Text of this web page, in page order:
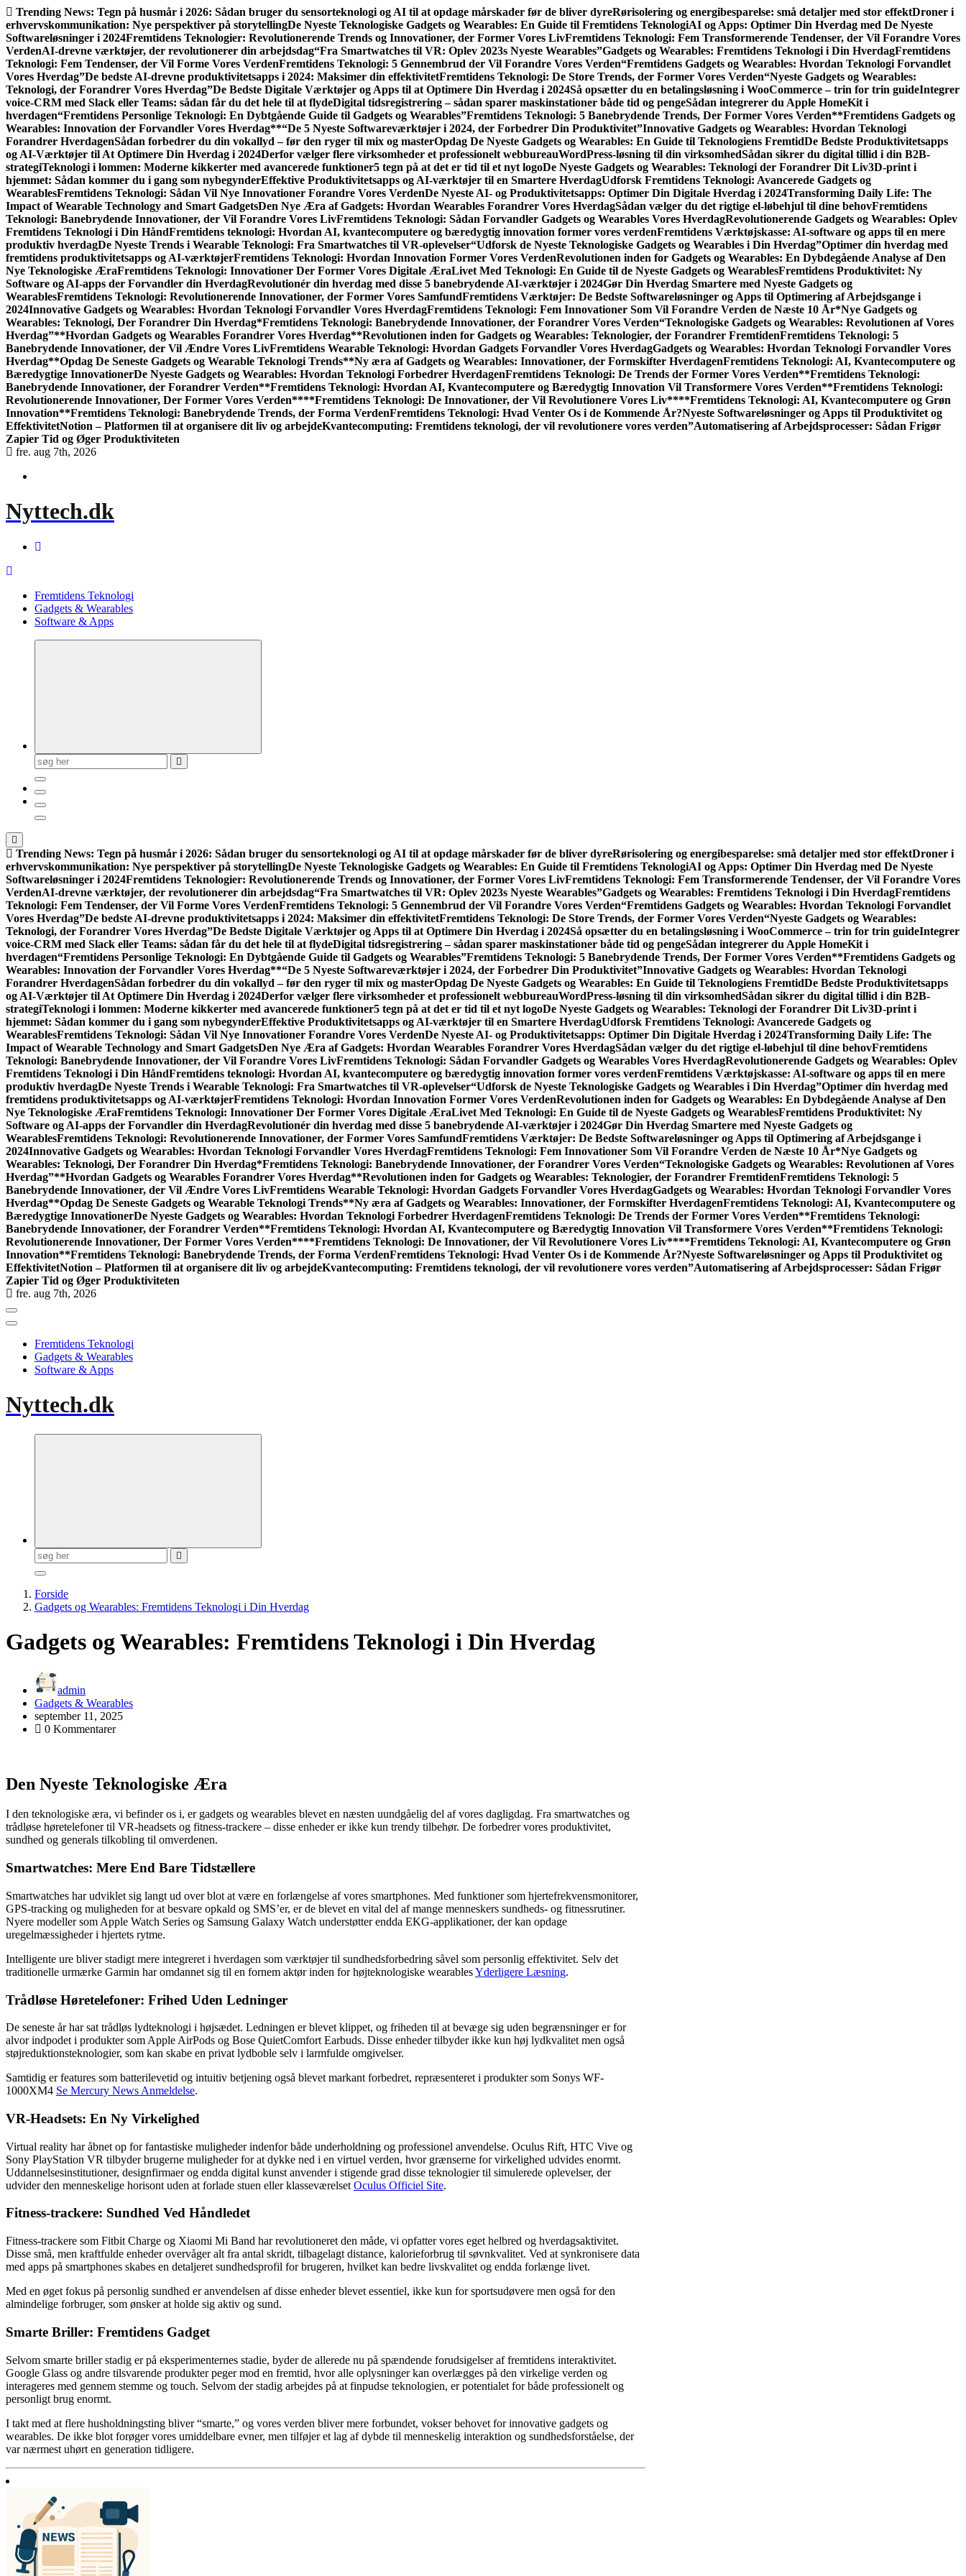
Gå
til
indhold
Trending News: Tegn på husmår i 2026: Sådan bruger du sensorteknologi og AI til at opdage mårskader før de bliver dyreRørisolering og energibesparelse: små detaljer med stor effektDroner i
erhvervskommunikation: Nye perspektiver på storytellingDe Nyeste Teknologiske Gadgets og Wearables: En Guide til Fremtidens TeknologiAI og Apps: Optimer Din Hverdag med De Nyeste
Softwareløsninger i 2024Fremtidens Teknologier: Revolutionerende Trends og Innovationer, der Former Vores LivFremtidens Teknologi: Fem Transformerende Tendenser, der Vil Forandre Vores
VerdenAI-drevne værktøjer, der revolutionerer din arbejdsdag“Fra Smartwatches til VR: Oplev 2023s Nyeste Wearables”Gadgets og Wearables: Fremtidens Teknologi i Din HverdagFremtidens
Teknologi: Fem Tendenser, der Vil Forme Vores VerdenFremtidens Teknologi: 5 Gennembrud der Vil Forandre Vores Verden“Fremtidens Gadgets og Wearables: Hvordan Teknologi Forvandlet
Vores Hverdag”De bedste AI-drevne produktivitetsapps i 2024: Maksimer din effektivitetFremtidens Teknologi: De Store Trends, der Former Vores Verden“Nyeste Gadgets og Wearables:
Teknologi, der Forandrer Vores Hverdag”De Bedste Digitale Værktøjer og Apps til at Optimere Din Hverdag i 2024Så opsætter du en betalingsløsning i WooCommerce – trin for trin guideIntegrer
voice-CRM med Slack eller Teams: sådan får du det hele til at flydeDigital tidsregistrering – sådan sparer maskinstationer både tid og pengeSådan integrerer du Apple HomeKit i
hverdagen“Fremtidens Personlige Teknologi: En Dybtgående Guide til Gadgets og Wearables”Fremtidens Teknologi: 5 Banebrydende Trends, Der Former Vores Verden**Fremtidens Gadgets og
Wearables: Innovation der Forvandler Vores Hverdag**“De 5 Nyeste Softwareværktøjer i 2024, der Forbedrer Din Produktivitet”Innovative Gadgets og Wearables: Hvordan Teknologi
Forandrer HverdagenSådan forbedrer du din vokallyd – før den ryger til mix og masterOpdag De Nyeste Gadgets og Wearables: En Guide til Teknologiens FremtidDe Bedste Produktivitetsapps
og AI-Værktøjer til At Optimere Din Hverdag i 2024Derfor vælger flere virksomheder et professionelt webbureauWordPress-løsning til din virksomhedSådan sikrer du digital tillid i din B2B-
strategiTeknologi i lommen: Moderne kikkerter med avancerede funktioner5 tegn på at det er tid til et nyt logoDe Nyeste Gadgets og Wearables: Teknologi der Forandrer Dit Liv3D-print i
hjemmet: Sådan kommer du i gang som nybegynderEffektive Produktivitetsapps og AI-værktøjer til en Smartere HverdagUdforsk Fremtidens Teknologi: Avancerede Gadgets og
WearablesFremtidens Teknologi: Sådan Vil Nye Innovationer Forandre Vores VerdenDe Nyeste AI- og Produktivitetsapps: Optimer Din Digitale Hverdag i 2024Transforming Daily Life: The
Impact of Wearable Technology and Smart GadgetsDen Nye Æra af Gadgets: Hvordan Wearables Forandrer Vores HverdagSådan vælger du det rigtige el-løbehjul til dine behovFremtidens
Teknologi: Banebrydende Innovationer, der Vil Forandre Vores LivFremtidens Teknologi: Sådan Forvandler Gadgets og Wearables Vores HverdagRevolutionerende Gadgets og Wearables: Oplev
Fremtidens Teknologi i Din HåndFremtidens teknologi: Hvordan AI, kvantecomputere og bæredygtig innovation former vores verdenFremtidens Værktøjskasse: AI-software og apps til en mere
produktiv hverdagDe Nyeste Trends i Wearable Teknologi: Fra Smartwatches til VR-oplevelser“Udforsk de Nyeste Teknologiske Gadgets og Wearables i Din Hverdag”Optimer din hverdag med
fremtidens produktivitetsapps og AI-værktøjerFremtidens Teknologi: Hvordan Innovation Former Vores VerdenRevolutionen inden for Gadgets og Wearables: En Dybdegående Analyse af Den
Nye Teknologiske ÆraFremtidens Teknologi: Innovationer Der Former Vores Digitale ÆraLivet Med Teknologi: En Guide til de Nyeste Gadgets og WearablesFremtidens Produktivitet: Ny
Software og AI-apps der Forvandler din HverdagRevolutionér din hverdag med disse 5 banebrydende AI-værktøjer i 2024Gør Din Hverdag Smartere med Nyeste Gadgets og
WearablesFremtidens Teknologi: Revolutionerende Innovationer, der Former Vores SamfundFremtidens Værktøjer: De Bedste Softwareløsninger og Apps til Optimering af Arbejdsgange i
2024Innovative Gadgets og Wearables: Hvordan Teknologi Forvandler Vores HverdagFremtidens Teknologi: Fem Innovationer Som Vil Forandre Verden de Næste 10 År*Nye Gadgets og
Wearables: Teknologi, Der Forandrer Din Hverdag*Fremtidens Teknologi: Banebrydende Innovationer, der Forandrer Vores Verden“Teknologiske Gadgets og Wearables: Revolutionen af Vores
Hverdag”**Hvordan Gadgets og Wearables Forandrer Vores Hverdag**Revolutionen inden for Gadgets og Wearables: Teknologier, der Forandrer FremtidenFremtidens Teknologi: 5
Banebrydende Innovationer, der Vil Ændre Vores LivFremtidens Wearable Teknologi: Hvordan Gadgets Forvandler Vores HverdagGadgets og Wearables: Hvordan Teknologi Forvandler Vores
Hverdag**Opdag De Seneste Gadgets og Wearable Teknologi Trends**Ny æra af Gadgets og Wearables: Innovationer, der Formskifter HverdagenFremtidens Teknologi: AI, Kvantecomputere og
Bæredygtige InnovationerDe Nyeste Gadgets og Wearables: Hvordan Teknologi Forbedrer HverdagenFremtidens Teknologi: De Trends der Former Vores Verden**Fremtidens Teknologi:
Banebrydende Innovationer, der Forandrer Verden**Fremtidens Teknologi: Hvordan AI, Kvantecomputere og Bæredygtig Innovation Vil Transformere Vores Verden**Fremtidens Teknologi:
Revolutionerende Innovationer, Der Former Vores Verden****Fremtidens Teknologi: De Innovationer, der Vil Revolutionere Vores Liv****Fremtidens Teknologi: AI, Kvantecomputere og Grøn
Innovation**Fremtidens Teknologi: Banebrydende Trends, der Forma VerdenFremtidens Teknologi: Hvad Venter Os i de Kommende År?Nyeste Softwareløsninger og Apps til Produktivitet og
EffektivitetNotion – Platformen til at organisere dit liv og arbejdeKvantecomputing: Fremtidens teknologi, der vil revolutionere vores verden”Automatisering af Arbejdsprocesser: Sådan Frigør
Zapier Tid og Øger Produktiviteten
fre. aug 7th, 2026
Nyttech.dk
Fremtidens Teknologi
Gadgets & Wearables
Software & Apps
Søg
efter:
Trending News: Tegn på husmår i 2026: Sådan bruger du sensorteknologi og AI til at opdage mårskader før de bliver dyreRørisolering og energibesparelse: små detaljer med stor effektDroner i
erhvervskommunikation: Nye perspektiver på storytellingDe Nyeste Teknologiske Gadgets og Wearables: En Guide til Fremtidens TeknologiAI og Apps: Optimer Din Hverdag med De Nyeste
Softwareløsninger i 2024Fremtidens Teknologier: Revolutionerende Trends og Innovationer, der Former Vores LivFremtidens Teknologi: Fem Transformerende Tendenser, der Vil Forandre Vores
VerdenAI-drevne værktøjer, der revolutionerer din arbejdsdag“Fra Smartwatches til VR: Oplev 2023s Nyeste Wearables”Gadgets og Wearables: Fremtidens Teknologi i Din HverdagFremtidens
Teknologi: Fem Tendenser, der Vil Forme Vores VerdenFremtidens Teknologi: 5 Gennembrud der Vil Forandre Vores Verden“Fremtidens Gadgets og Wearables: Hvordan Teknologi Forvandlet
Vores Hverdag”De bedste AI-drevne produktivitetsapps i 2024: Maksimer din effektivitetFremtidens Teknologi: De Store Trends, der Former Vores Verden“Nyeste Gadgets og Wearables:
Teknologi, der Forandrer Vores Hverdag”De Bedste Digitale Værktøjer og Apps til at Optimere Din Hverdag i 2024Så opsætter du en betalingsløsning i WooCommerce – trin for trin guideIntegrer
voice-CRM med Slack eller Teams: sådan får du det hele til at flydeDigital tidsregistrering – sådan sparer maskinstationer både tid og pengeSådan integrerer du Apple HomeKit i
hverdagen“Fremtidens Personlige Teknologi: En Dybtgående Guide til Gadgets og Wearables”Fremtidens Teknologi: 5 Banebrydende Trends, Der Former Vores Verden**Fremtidens Gadgets og
Wearables: Innovation der Forvandler Vores Hverdag**“De 5 Nyeste Softwareværktøjer i 2024, der Forbedrer Din Produktivitet”Innovative Gadgets og Wearables: Hvordan Teknologi
Forandrer HverdagenSådan forbedrer du din vokallyd – før den ryger til mix og masterOpdag De Nyeste Gadgets og Wearables: En Guide til Teknologiens FremtidDe Bedste Produktivitetsapps
og AI-Værktøjer til At Optimere Din Hverdag i 2024Derfor vælger flere virksomheder et professionelt webbureauWordPress-løsning til din virksomhedSådan sikrer du digital tillid i din B2B-
strategiTeknologi i lommen: Moderne kikkerter med avancerede funktioner5 tegn på at det er tid til et nyt logoDe Nyeste Gadgets og Wearables: Teknologi der Forandrer Dit Liv3D-print i
hjemmet: Sådan kommer du i gang som nybegynderEffektive Produktivitetsapps og AI-værktøjer til en Smartere HverdagUdforsk Fremtidens Teknologi: Avancerede Gadgets og
WearablesFremtidens Teknologi: Sådan Vil Nye Innovationer Forandre Vores VerdenDe Nyeste AI- og Produktivitetsapps: Optimer Din Digitale Hverdag i 2024Transforming Daily Life: The
Impact of Wearable Technology and Smart GadgetsDen Nye Æra af Gadgets: Hvordan Wearables Forandrer Vores HverdagSådan vælger du det rigtige el-løbehjul til dine behovFremtidens
Teknologi: Banebrydende Innovationer, der Vil Forandre Vores LivFremtidens Teknologi: Sådan Forvandler Gadgets og Wearables Vores HverdagRevolutionerende Gadgets og Wearables: Oplev
Fremtidens Teknologi i Din HåndFremtidens teknologi: Hvordan AI, kvantecomputere og bæredygtig innovation former vores verdenFremtidens Værktøjskasse: AI-software og apps til en mere
produktiv hverdagDe Nyeste Trends i Wearable Teknologi: Fra Smartwatches til VR-oplevelser“Udforsk de Nyeste Teknologiske Gadgets og Wearables i Din Hverdag”Optimer din hverdag med
fremtidens produktivitetsapps og AI-værktøjerFremtidens Teknologi: Hvordan Innovation Former Vores VerdenRevolutionen inden for Gadgets og Wearables: En Dybdegående Analyse af Den
Nye Teknologiske ÆraFremtidens Teknologi: Innovationer Der Former Vores Digitale ÆraLivet Med Teknologi: En Guide til de Nyeste Gadgets og WearablesFremtidens Produktivitet: Ny
Software og AI-apps der Forvandler din HverdagRevolutionér din hverdag med disse 5 banebrydende AI-værktøjer i 2024Gør Din Hverdag Smartere med Nyeste Gadgets og
WearablesFremtidens Teknologi: Revolutionerende Innovationer, der Former Vores SamfundFremtidens Værktøjer: De Bedste Softwareløsninger og Apps til Optimering af Arbejdsgange i
2024Innovative Gadgets og Wearables: Hvordan Teknologi Forvandler Vores HverdagFremtidens Teknologi: Fem Innovationer Som Vil Forandre Verden de Næste 10 År*Nye Gadgets og
Wearables: Teknologi, Der Forandrer Din Hverdag*Fremtidens Teknologi: Banebrydende Innovationer, der Forandrer Vores Verden“Teknologiske Gadgets og Wearables: Revolutionen af Vores
Hverdag”**Hvordan Gadgets og Wearables Forandrer Vores Hverdag**Revolutionen inden for Gadgets og Wearables: Teknologier, der Forandrer FremtidenFremtidens Teknologi: 5
Banebrydende Innovationer, der Vil Ændre Vores LivFremtidens Wearable Teknologi: Hvordan Gadgets Forvandler Vores HverdagGadgets og Wearables: Hvordan Teknologi Forvandler Vores
Hverdag**Opdag De Seneste Gadgets og Wearable Teknologi Trends**Ny æra af Gadgets og Wearables: Innovationer, der Formskifter HverdagenFremtidens Teknologi: AI, Kvantecomputere og
Bæredygtige InnovationerDe Nyeste Gadgets og Wearables: Hvordan Teknologi Forbedrer HverdagenFremtidens Teknologi: De Trends der Former Vores Verden**Fremtidens Teknologi:
Banebrydende Innovationer, der Forandrer Verden**Fremtidens Teknologi: Hvordan AI, Kvantecomputere og Bæredygtig Innovation Vil Transformere Vores Verden**Fremtidens Teknologi:
Revolutionerende Innovationer, Der Former Vores Verden****Fremtidens Teknologi: De Innovationer, der Vil Revolutionere Vores Liv****Fremtidens Teknologi: AI, Kvantecomputere og Grøn
Innovation**Fremtidens Teknologi: Banebrydende Trends, der Forma VerdenFremtidens Teknologi: Hvad Venter Os i de Kommende År?Nyeste Softwareløsninger og Apps til Produktivitet og
EffektivitetNotion – Platformen til at organisere dit liv og arbejdeKvantecomputing: Fremtidens teknologi, der vil revolutionere vores verden”Automatisering af Arbejdsprocesser: Sådan Frigør
Zapier Tid og Øger Produktiviteten
fre. aug 7th, 2026
Fremtidens Teknologi
Gadgets & Wearables
Software & Apps
Nyttech.dk
Søg
efter:
Forside
Gadgets og Wearables: Fremtidens Teknologi i Din Hverdag
Gadgets og Wearables: Fremtidens Teknologi i Din Hverdag
admin
Gadgets & Wearables
september 11, 2025
0 Kommentarer
Den Nyeste Teknologiske Æra
I den teknologiske æra, vi befinder os i, er gadgets og wearables blevet en næsten uundgåelig del af vores dagligdag. Fra smartwatches og
trådløse høretelefoner til VR-headsets og fitness-trackere – disse enheder er ikke kun trendy tilbehør. De forbedrer vores produktivitet,
sundhed og generals tilkobling til omverdenen.
Smartwatches: Mere End Bare Tidstællere
Smartwatches har udviklet sig langt ud over blot at være en forlængelse af vores smartphones. Med funktioner som hjertefrekvensmonitorer,
GPS-tracking og muligheden for at besvare opkald og SMS’er, er de blevet en vital del af mange menneskers sundheds- og fitnessrutiner.
Nyere modeller som Apple Watch Series og Samsung Galaxy Watch understøtter endda EKG-applikationer, der kan opdage
uregelmæssigheder i hjertets rytme.
Intelligente ure bliver stadigt mere integreret i hverdagen som værktøjer til sundhedsforbedring såvel som personlig effektivitet. Selv det
traditionelle urmærke Garmin har omdannet sig til en fornem aktør inden for højteknologiske wearablesYderligere Læsning.
Trådløse Høretelefoner: Frihed Uden Ledninger
De seneste år har sat trådløs lydteknologi i højsædet. Ledningen er blevet klippet, og friheden til at bevæge sig uden begrænsninger er for
alvor indpodet i produkter som Apple AirPods og Bose QuietComfort Earbuds. Disse enheder tilbyder ikke kun høj lydkvalitet men også
støjreduktionsteknologier, som kan skabe en privat lydboble selv i larmfulde omgivelser.
Samtidig er features som batterilevetid og intuitiv betjening også blevet markant forbedret, repræsenteret i produkter som Sonys WF-
1000XM4 Se Mercury News Anmeldelse.
VR-Headsets: En Ny Virkelighed
Virtual reality har åbnet op for fantastiske muligheder indenfor både underholdning og professionel anvendelse. Oculus Rift, HTC Vive og
Sony PlayStation VR tilbyder brugerne muligheder for at dykke ned i en virtuel verden, hvor grænserne for virkelighed udvides enormt.
Uddannelsesinstitutioner, designfirmaer og endda digital kunst anvender i stigende grad disse teknologier til simulerede oplevelser, der
udvider den menneskelige horisont uden at forlade stuen eller klasseværelset Oculus Officiel Site.
Fitness-trackere: Sundhed Ved Håndledet
Fitness-trackere som Fitbit Charge og Xiaomi Mi Band har revolutioneret den måde, vi opfatter vores eget helbred og hverdagsaktivitet.
Disse små, men kraftfulde enheder overvåger alt fra antal skridt, tilbagelagt distance, kalorieforbrug til søvnkvalitet. Ved at synkronisere data
med apps på smartphones skabes en detaljeret sundhedsprofil for brugeren, hvilket kan bedre livskvalitet og endda forlænge livet.
Med en øget fokus på personlig sundhed er anvendelsen af disse enheder blevet essentiel, ikke kun for sportsudøvere men også for den
almindelige forbruger, som ønsker at holde sig aktiv og sund.
Smarte Briller: Fremtidens Gadget
Selvom smarte briller stadig er på eksperimenternes stadie, byder de allerede nu på spændende forudsigelser af fremtidens interaktivitet.
Google Glass og andre tilsvarende produkter peger mod en fremtid, hvor alle oplysninger kan overlægges på den virkelige verden og
interageres med gennem stemme og touch. Selvom der stadig arbejdes på at finpudse teknologien, er potentialet for både professionelt og
personligt brug enormt.
I takt med at flere husholdningsting bliver “smarte,” og vores verden bliver mere forbundet, vokser behovet for innovative gadgets og
wearables. De ikke blot forøger vores umiddelbare evner, men tilføjer et lag af dybde til menneskelig interaktion og sundhedsforståelse, der
var nærmest uhørt en generation tidligere.